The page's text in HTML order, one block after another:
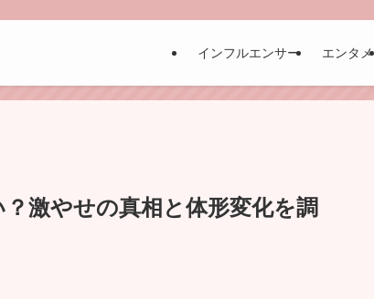
インフルエンサー エンタメ
激やせの真相と体形変化を調